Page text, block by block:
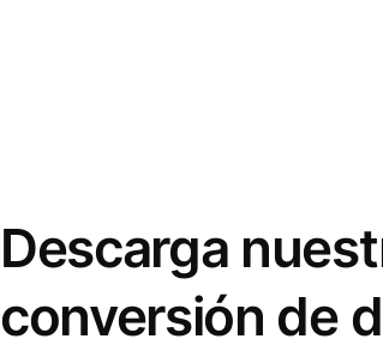
Descarga
conversión de